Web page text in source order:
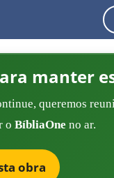
manter
queremos
o BíbliaOne no ar.
obra